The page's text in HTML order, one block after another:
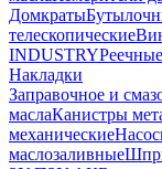
Домкраты
телескопические
INDUSTRYРеечные
Накладки
Заправочное и
маслаКанистры
механические
маслозаливные